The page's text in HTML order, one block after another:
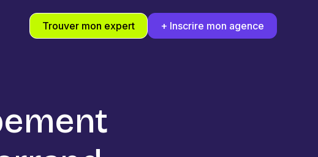
Trouver mon expert + Inscrire mon agence